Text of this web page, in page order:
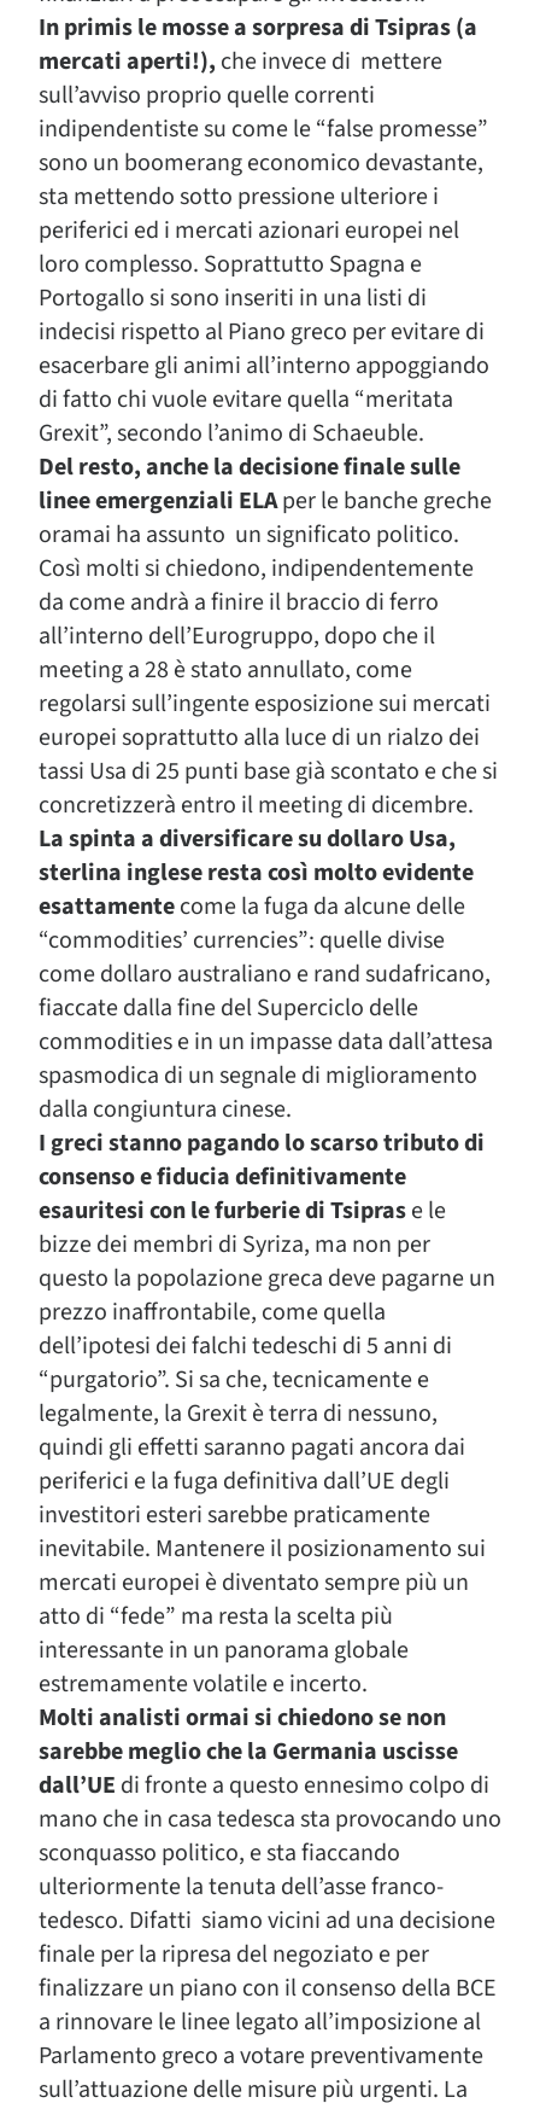
In primis le mosse a sorpresa di Tsipras (a
mercati aperti!), che invece di mettere
sull’avviso proprio quelle correnti
indipendentiste su come le “false promesse”
sono un boomerang economico devastante,
sta mettendo sotto pressione ulteriore i
periferici ed i mercati azionari europei nel
loro complesso. Soprattutto Spagna e
Portogallo si sono inseriti in una listi di
indecisi rispetto al Piano greco per evitare di
esacerbare gli animi all’interno appoggiando
di fatto chi vuole evitare quella “meritata
Grexit”, secondo l’animo di Schaeuble.
Del resto, anche la decisione finale sulle
linee emergenziali ELAper le banche greche
oramai ha assunto un significato politico.
Così molti si chiedono, indipendentemente
da come andrà a finire il braccio di ferro
all’interno dell’Eurogruppo, dopo che il
meeting a 28 è stato annullato, come
regolarsi sull’ingente esposizione sui mercati
europei soprattutto alla luce di un rialzo dei
tassi Usa di 25 punti base già scontato e che si
concretizzerà entro il meeting di dicembre.
La spinta a diversificare su dollaro Usa,
sterlina inglese resta così molto evidente
esattamentecome la fuga da alcune delle
“commodities’ currencies”: quelle divise
come dollaro australiano e rand sudafricano,
fiaccate dalla fine del Superciclo delle
commodities e in un impasse data dall’attesa
spasmodica di un segnale di miglioramento
dalla congiuntura cinese.
I greci stanno pagando lo scarso tributo di
consenso e fiducia definitivamente
esauritesi con le furberie di Tsiprase le
bizze dei membri di Syriza, ma non per
questo la popolazione greca deve pagarne un
prezzo inaffrontabile, come quella
dell’ipotesi dei falchi tedeschi di 5 anni di
“purgatorio”. Si sa che, tecnicamente e
legalmente, la Grexit è terra di nessuno,
quindi gli effetti saranno pagati ancora dai
periferici e la fuga definitiva dall’UE degli
investitori esteri sarebbe praticamente
inevitabile. Mantenere il posizionamento sui
mercati europei è diventato sempre più un
atto di “fede” ma resta la scelta più
interessante in un panorama globale
estremamente volatile e incerto.
Molti analisti ormai si chiedono se non
sarebbe meglio che la Germania uscisse
dall’UE di fronte a questo ennesimo colpo di
mano che in casa tedesca sta provocando uno
sconquasso politico, e sta fiaccando
ulteriormente la tenuta dell’asse franco-
tedesco. Difatti siamo vicini ad una decisione
finale per la ripresa del negoziato e per
finalizzare un piano con il consenso della BCE
a rinnovare le linee legato all’imposizione al
Parlamento greco a votare preventivamente
sull’attuazione delle misure più urgenti. La